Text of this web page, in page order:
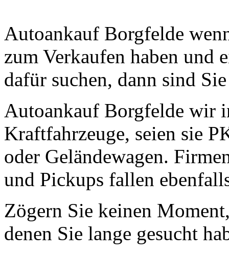
Autoankauf Borgfelde
zum Verkaufen haben und
dafür suchen, dann sind
Autoankauf Borgfelde wir
Kraftfahrzeuge, seien sie
oder Geländewagen.
und Pickups fallen
Zögern Sie keinen
denen Sie lange gesucht